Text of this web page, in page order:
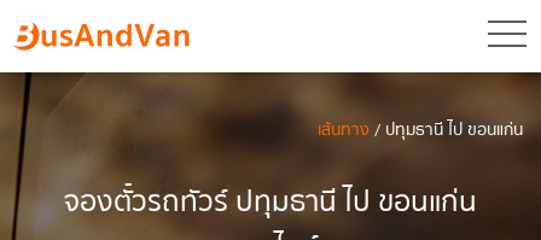
เส้นทาง / ปทุมธานี ไป ขอนแก่น
จองตั๋วรถทัวร์ ปทุมธานี ไป ขอนแก่น